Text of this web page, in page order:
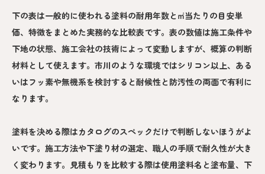
下の表は一般的に使われる塗料の耐用年数と㎡当たりの目安単
価、特徴をまとめた実務的な比較表です。表の数値は施工条件や
下地の状態、施工会社の技術によって変動しますが、概算の判断
材料として使えます。市川のような環境ではシリコン以上、ある
いはフッ素や無機系を検討すると耐候性と防汚性の両面で有利に
なります。
塗料を決める際はカタログのスペックだけで判断しないほうがよ
いです。施工方法や下塗り材の選定、職人の手順で耐久性が大き
く変わります。見積もりを比較する際は使用塗料名と塗布量、下